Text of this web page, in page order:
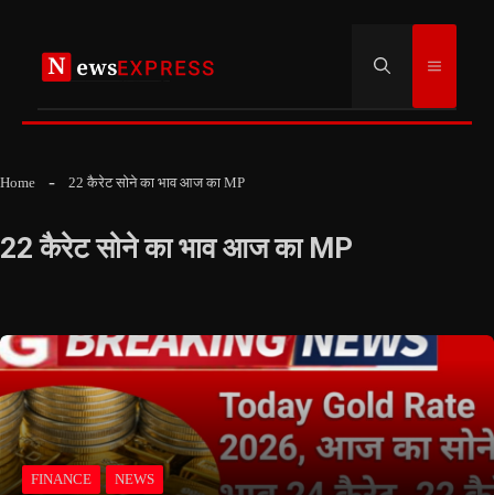
content
Menu
Home 22 कैरेट सोने का भाव आज का MP
22 कैरेट सोने का भाव आज का MP
FINANCE NEWS